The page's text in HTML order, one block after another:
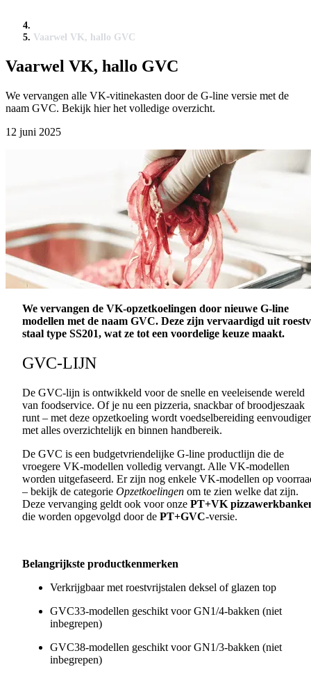
Vaarwel VK, hallo GVC
Vaarwel VK, hallo GVC
We vervangen alle VK-vitinekasten door de G-line versie met de
naam GVC. Bekijk hier het volledige overzicht.
12 juni 2025
We vervangen de VK-opzetkoelingen door nieuwe G-line
modellen met de naam GVC. Deze zijn vervaardigd uit
staal type SS201, wat ze tot een voordelige keuze maakt.
GVC-LIJN
De GVC-lijn is ontwikkeld voor de snelle en veeleisende wereld
van foodservice. Of je nu een pizzeria, snackbar of broodjeszaak
runt – met deze opzetkoeling wordt voedselbereiding
met alles overzichtelijk en binnen handbereik.
De GVC is een budgetvriendelijke G-line productlijn die de
vroegere VK-modellen volledig vervangt. Alle VK-modellen
worden uitgefaseerd. Er zijn nog enkele VK-modellen op
– bekijk de categorie Opzetkoelingen om te zien welke dat zijn.
Deze vervanging geldt ook voor onze PT+VK
die worden opgevolgd door de PT+GVC-versie.
Belangrijkste productkenmerken
Verkrijgbaar met roestvrijstalen deksel of glazen top
GVC33-modellen geschikt voor GN1/4-bakken (niet
inbegrepen)
GVC38-modellen geschikt voor GN1/3-bakken (niet
inbegrepen)